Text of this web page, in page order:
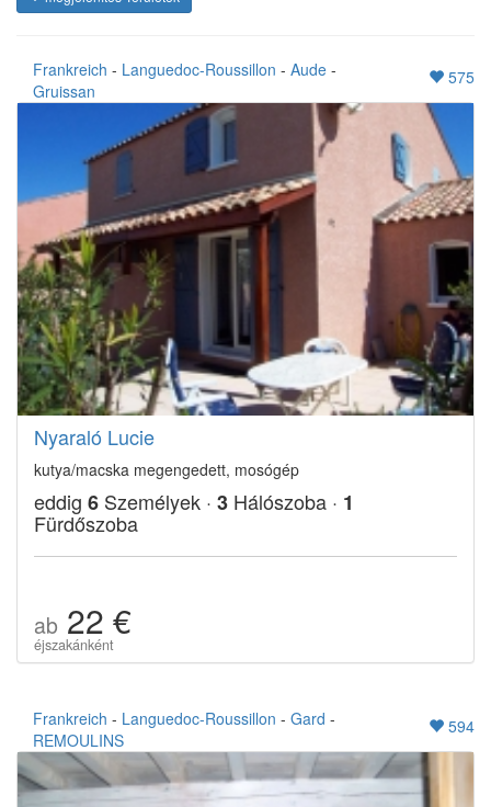
Frankreich - Languedoc-Roussillon - Aude -
Gruissan
575
Nyaraló Lucie
kutya/macska megengedett, mosógép
eddig 6 Személyek · 3 Hálószoba · 1
Fürdőszoba
ab 22 €
éjszakánként
Frankreich - Languedoc-Roussillon - Gard -
REMOULINS
594